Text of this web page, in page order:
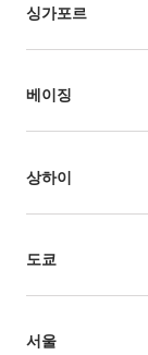
싱가포르
베이징
상하이
도쿄
서울